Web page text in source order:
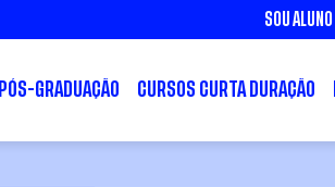
SOU ALUNO
PÓS-GRADUAÇÃO CURSOS CURTA DURAÇÃO